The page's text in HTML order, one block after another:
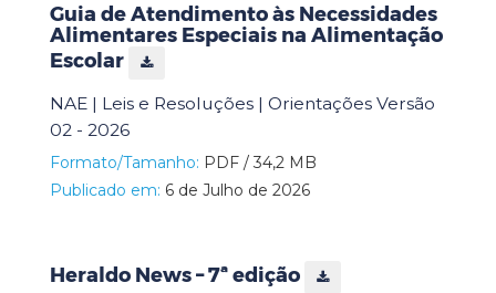
Guia de Atendimento às Necessidades
Alimentares Especiais na Alimentação
Escolar
NAE | Leis e Resoluções | Orientações Versão
02 - 2026
Formato/Tamanho: PDF / 34,2 MB
Publicado em: 6 de Julho de 2026
Heraldo News – 7ª edição